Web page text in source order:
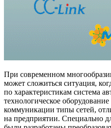
При современном
может сложиться ситуация,
по характеристикам система
технологическое
коммуникации типы сетей,
на предприятии. Специально